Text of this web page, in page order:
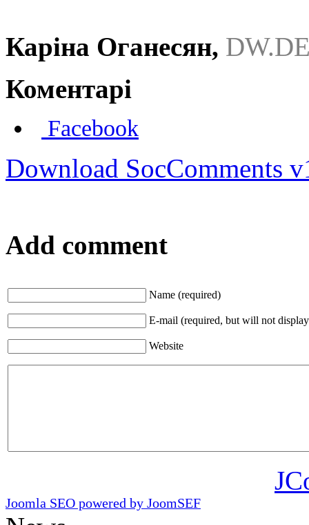
Каріна Оганесян,
Коментарі
Facebook
Download SocComments
Add comment
Name (required)
E-mail (required, but will not
Website
Joomla SEO powered by JoomSEF